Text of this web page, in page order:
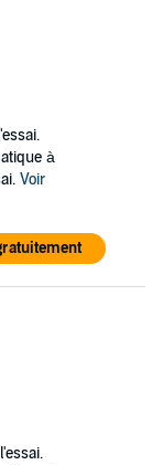
à
Voir